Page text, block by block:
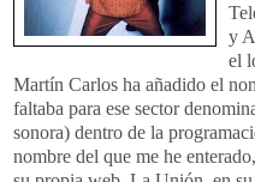
y
el
Martín Carlos ha añadido el
faltaba para ese sector
sonora) dentro de la
nombre del que me he